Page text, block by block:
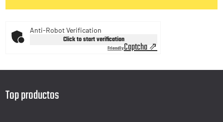
Anti-Robot Verification
Click to start verification
FriendlyCaptcha ⇗
Top productos